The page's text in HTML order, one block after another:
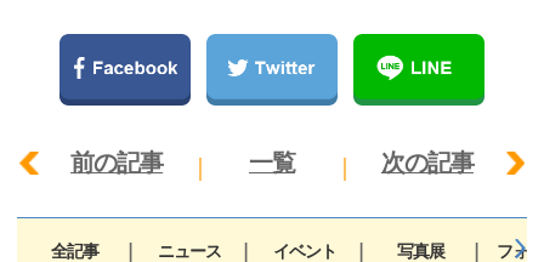
前の記事 一覧 次の記事
全記事 ニュース イベント 写真展 フォ